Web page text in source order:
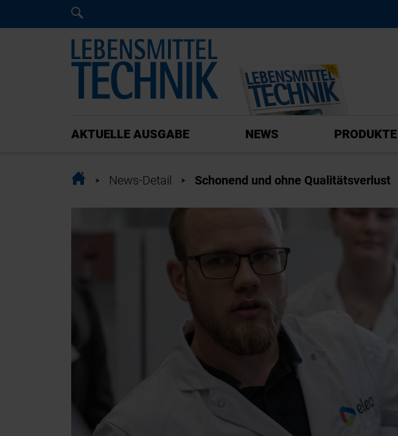
Home
AKTUELLE AUSGABE NEWS PRODUKTE
HomeNews-Detail Schonend und ohne Qualitätsverlust